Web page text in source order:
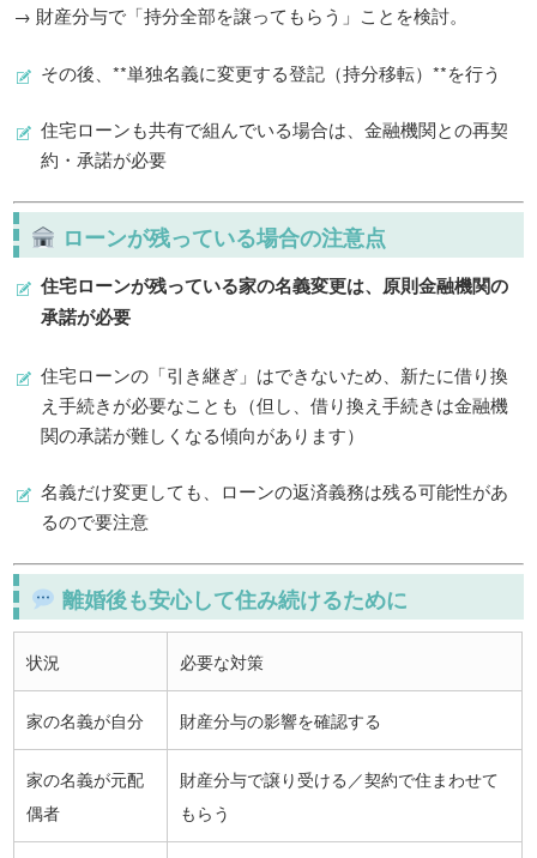
→ 財産分与で「持分全部を譲ってもらう」ことを検討。
その後、**単独名義に変更する登記（持分移転）**を行う
住宅ローンも共有で組んでいる場合は、金融機関との再契
約・承諾が必要
ローンが残っている場合の注意点
住宅ローンが残っている家の名義変更は、原則金融機関の
承諾が必要
住宅ローンの「引き継ぎ」はできないため、新たに借り換
え手続きが必要なことも（但し、借り換え手続きは金融機
関の承諾が難しくなる傾向があります）
名義だけ変更しても、ローンの返済義務は残る可能性があ
るので要注意
離婚後も安心して住み続けるために
状況 必要な対策
家の名義が自分 財産分与の影響を確認する
家の名義が元配
偶者
財産分与で譲り受ける／契約で住まわせて
もらう